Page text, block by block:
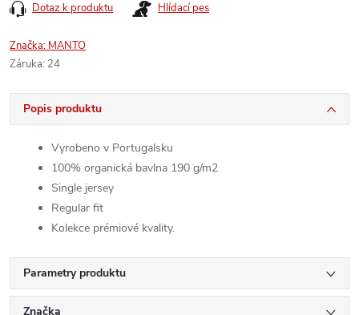
Dotaz k produktu Hlídací pes
Značka: MANTO
Záruka: 24
Popis produktu
Vyrobeno v Portugalsku
100% organická bavlna 190 g/m2
Single jersey
Regular fit
Kolekce prémiové kvality.
Parametry produktu
Značka